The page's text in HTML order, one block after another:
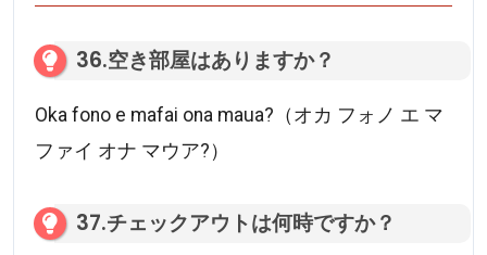
36.空き部屋はありますか？
Oka fono e mafai ona maua?（オカ フォノ エ マ
ファイ オナ マウア?）
37.チェックアウトは何時ですか？